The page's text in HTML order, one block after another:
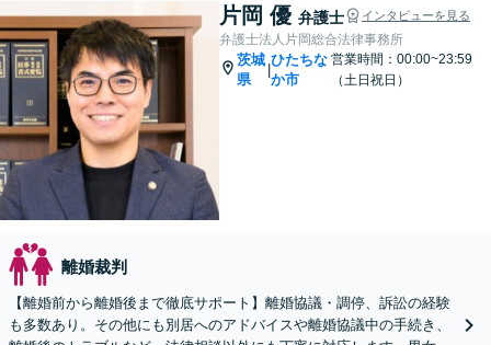
片岡 優 弁護士 インタビューを見る
弁護士法人片岡総合法律事務所
茨城
県
ひたちな
か市
営業時間：00:00~23:59
（土日祝日）
離婚裁判
【離婚前から離婚後まで徹底サポート】離婚協議・調停、訴訟の経験
も多数あり。その他にも別居へのアドバイスや離婚協議中の手続き、